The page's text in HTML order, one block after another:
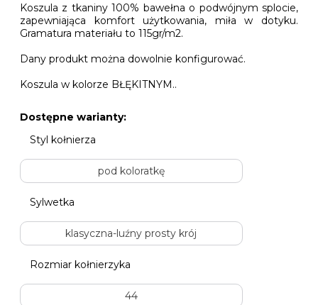
Koszula z tkaniny 100% bawełna o podwójnym splocie,
zapewniająca komfort użytkowania, miła w dotyku.
Gramatura materiału to 115gr/m2.
Dany produkt można dowolnie konfigurować.
Koszula w kolorze BŁĘKITNYM..
Dostępne warianty:
Styl kołnierza
pod koloratkę
Sylwetka
klasyczna-luźny prosty krój
Rozmiar kołnierzyka
44